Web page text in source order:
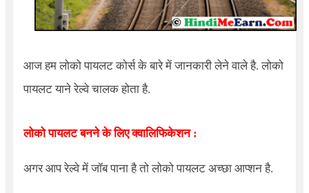
आज हम लोको पायलट कोर्स के बारे में जानकारी लेने वाले है. लोको
पायलट याने रेल्वे चालक होता है.
लोको पायलट बनने के लिए क्वालिफिकेशन :
अगर आप रेल्वे में जॉब पाना है तो लोको पायलट अच्छा आप्शन है.